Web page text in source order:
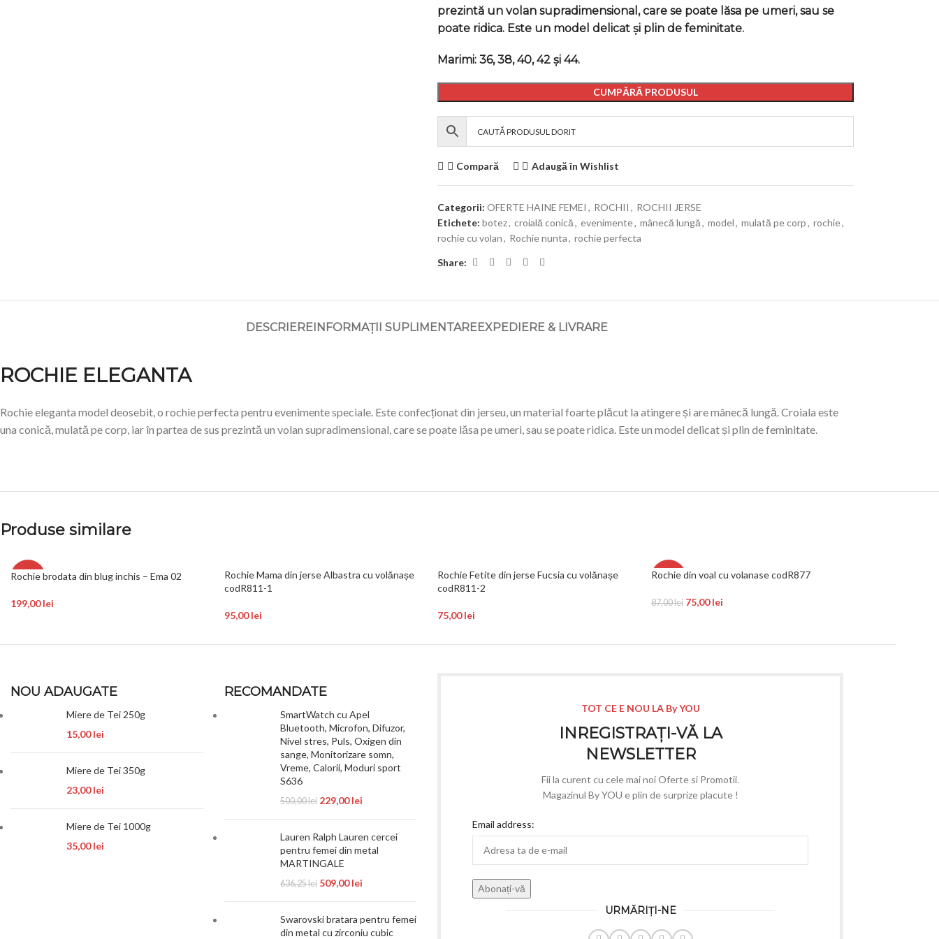
prezintă un volan supradimensional, care se poate lăsa pe umeri, sau se
poate ridica. Este un model delicat și plin de feminitate.
Marimi: 36, 38, 40, 42 și 44.
CUMPĂRĂ PRODUSUL
Compară Adaugă în Wishlist
Categorii: OFERTE HAINE FEMEI , ROCHII , ROCHII JERSE
Etichete: botez, croială conică, evenimente, mânecă lungă, model, mulată pe corp, rochie,
rochie cu volan, Rochie nunta, rochie perfecta
Share:
DESCRIEREINFORMAȚII SUPLIMENTAREEXPEDIERE & LIVRARE
ROCHIE ELEGANTA
Rochie eleganta model deosebit, o rochie perfecta pentru evenimente speciale. Este confecționat din jerseu, un material foarte plăcut la atingere și are mânecă lungă. Croiala este
una conică, mulată pe corp, iar în partea de sus prezintă un volan supradimensional, care se poate lăsa pe umeri, sau se poate ridica. Este un model delicat și plin de feminitate.
Produse similare
-15%
Rochie brodata din blug inchis – Ema 02
199,00lei
Rochie Mama din jerse Albastra cu volănașe
codR811-1
95,00lei
Rochie Fetite din jerse Fucsia cu volănașe
codR811-2
75,00lei
-14%
Rochie din voal cu volanase codR877
87,00lei 75,00lei
NOU ADAUGATE
Miere de Tei 250g
15,00lei
Miere de Tei 350g
23,00lei
Miere de Tei 1000g
35,00lei
RECOMANDATE
SmartWatch cu Apel
Bluetooth, Microfon, Difuzor,
Nivel stres, Puls, Oxigen din
sange, Monitorizare somn,
Vreme, Calorii, Moduri sport
S636
500,00lei 229,00lei
Lauren Ralph Lauren cercei
pentru femei din metal
MARTINGALE
636,25lei 509,00lei
Swarovski bratara pentru femei
din metal cu zirconiu cubic
TOT CE E NOU LA By YOU
INREGISTRAȚI-VĂ LA
NEWSLETTER
Fii la curent cu cele mai noi Oferte si Promotii.
Magazinul By YOU e plin de surprize placute !
Email address:
URMĂRIȚI-NE